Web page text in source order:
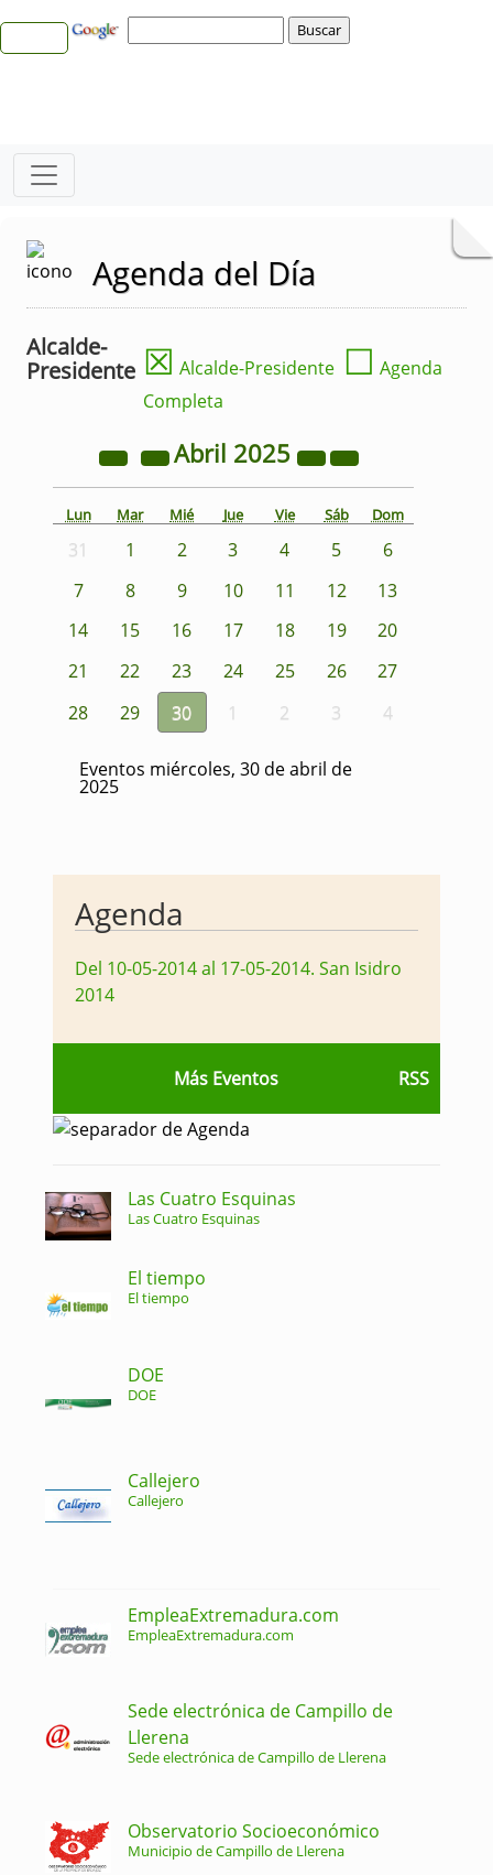
Agenda del Día
Alcalde-
Presidente ☒ Alcalde-Presidente ☐ Agenda
Completa
Abril 2025
Lun Mar Mié Jue Vie Sáb Dom
31 1 2 3 4 5
6
7
8 9 10 11 12
13
14
15 16 17 18 19
20
21
22 23 24 25 26
27
28
29 30 1 2 3 4
Eventos miércoles, 30 de abril de
2025
Agenda
Del 10-05-2014 al 17-05-2014. San Isidro
2014
Más Eventos RSS
Las Cuatro Esquinas
Las Cuatro Esquinas
El tiempo
El tiempo
DOE
DOE
Callejero
Callejero
EmpleaExtremadura.com
EmpleaExtremadura.com
Sede electrónica de Campillo de
Llerena
Sede electrónica de Campillo de Llerena
Observatorio Socioeconómico
Municipio de Campillo de Llerena